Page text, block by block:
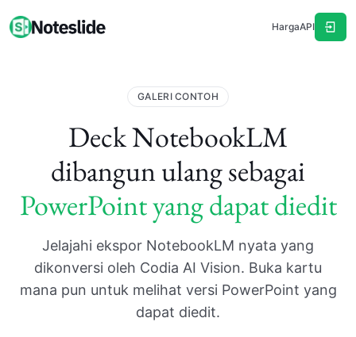
HargaAPI
GALERI CONTOH
Deck NotebookLM
dibangun ulang sebagai
PowerPoint yang dapat diedit
Jelajahi ekspor NotebookLM nyata yang
dikonversi oleh Codia AI Vision. Buka kartu
mana pun untuk melihat versi PowerPoint yang
dapat diedit.